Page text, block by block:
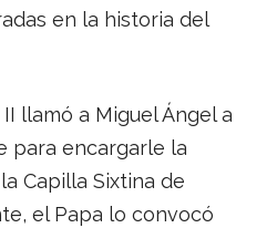
en la historia del
llamó a Miguel Ángel a
para encargarle la
Capilla Sixtina de
el Papa lo convocó